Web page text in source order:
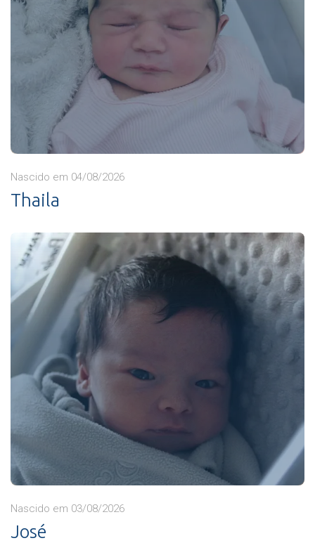
Nascido em 04/08/2026
Thaila
Nascido em 03/08/2026
José